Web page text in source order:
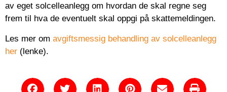
av eget solcelleanlegg om hvordan de skal regne seg
frem til hva de eventuelt skal oppgi på skattemeldingen.
Les mer om avgiftsmessig behandling av solcelleanlegg
her (lenke).